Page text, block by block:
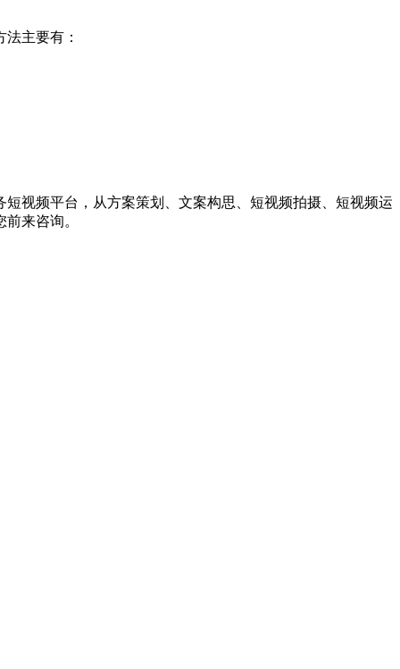
主要有：
视频平台，从方案策划、文案构思、短视频拍摄、短视频运
来咨询。